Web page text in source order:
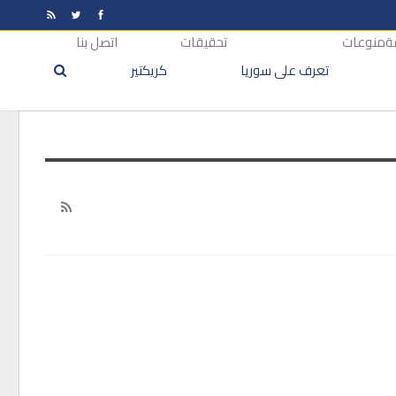
منوعات
تعرف على سوريا
تحقيقات
كريكتير
اتصل بنا